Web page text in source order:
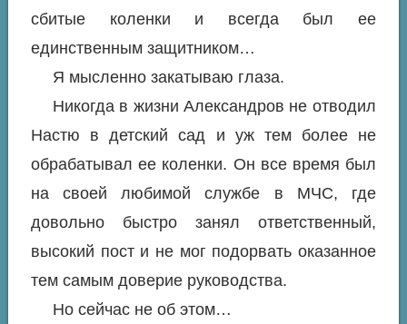
сбитые коленки и всегда был ее
единственным защитником…
Я мысленно закатываю глаза.
Никогда в жизни Александров не отводил
Настю в детский сад и уж тем более не
обрабатывал ее коленки. Он все время был
на своей любимой службе в МЧС, где
довольно быстро занял ответственный,
высокий пост и не мог подорвать оказанное
тем самым доверие руководства.
Но сейчас не об этом…